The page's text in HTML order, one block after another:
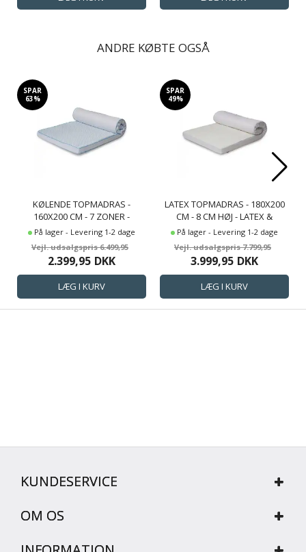
ANDRE KØBTE OGSÅ
SPAR
63%
KØLENDE TOPMADRAS -
160X200 CM - 7 ZONER -
LUKSUS MEMORYSKUM
TOPMADRAS 8 CM HØJ - SLEEP
TECH BY BORG
På lager - Levering 1-2 dage
6.499,95
2.399,95 DKK
SPAR
49%
LATEX TOPMADRAS - 180X200
CM - 8 CM HØJ - LATEX &
NATURLATEX - ZEN SLEEP
TOPMADRAS TIL DOBBELT
SENG
På lager - Levering 1-2 dage
7.799,95
3.999,95 DKK
KUNDESERVICE
OM OS